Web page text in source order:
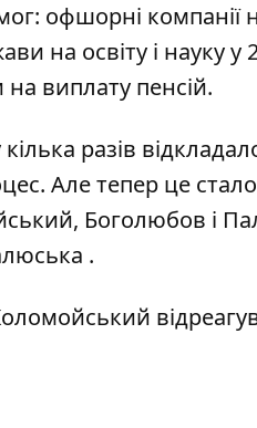
офшорні компанії
на освіту і науку
виплату пенсій.
разів
Але тепер це
Боголюбов і
.